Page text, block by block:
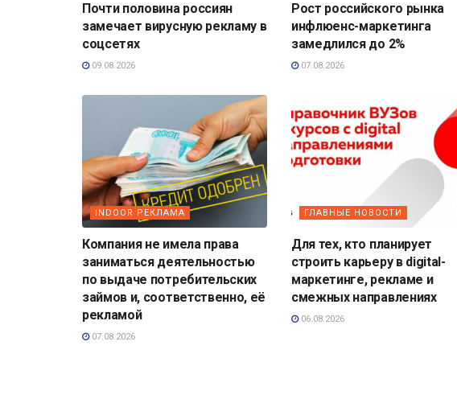
Почти половина россиян
замечает вирусную рекламу в
соцсетях
09.08.2026
Рост российского рынка
инфлюенс-маркетинга
замедлился до 2%
07.08.2026
INDOOR РЕКЛАМА
Компания не имела права
заниматься деятельностью
по выдаче потребительских
займов и, соответственно, её
рекламой
07.08.2026
ГЛАВНЫЕ НОВОСТИ
Для тех, кто планирует
строить карьеру в digital-
маркетинге, рекламе и
смежных направлениях
06.08.2026